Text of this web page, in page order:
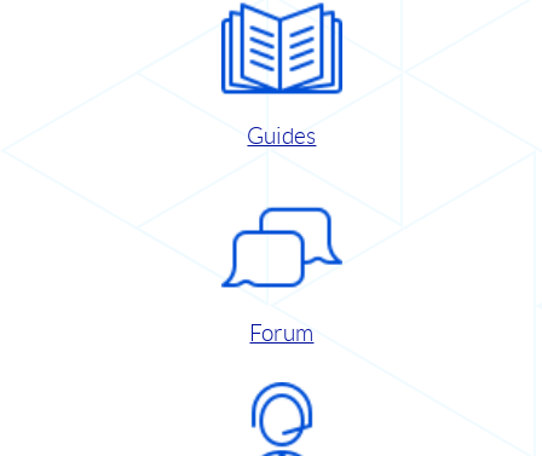
Guides
Forum